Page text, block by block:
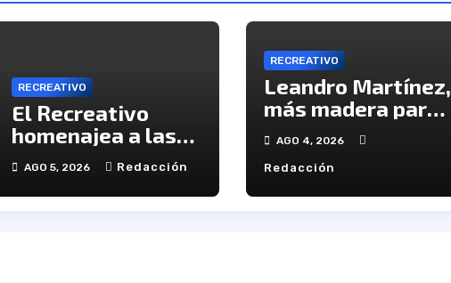
RECREATIVO
El Recreativo
homenajea a las
víctimas del 20-D
en el XX
aniversario de la
AGO 5, 2026 Redacción
RECREATIVO
Leandro Martínez,
más madera para
el ataque del
Decano
AGO 4, 2026
Redacción